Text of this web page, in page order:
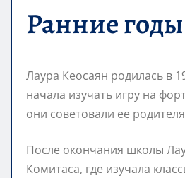
Ранние
Лаура Кеосаян родилась в
начала изучать игру на
они советовали ее
После окончания школы
Комитаса, где изучала